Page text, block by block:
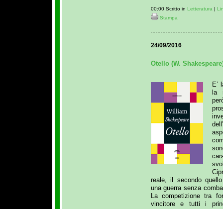
00:00 Scritto in Letteratura |
Stampa
24/09/2016
Otello (W.
E’
la
reale, il secondo
una guerra senza
La competizione tra
vincitore e tutti i